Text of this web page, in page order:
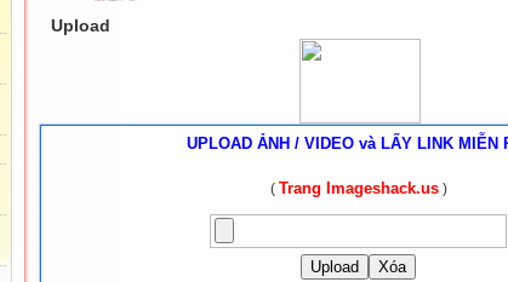
Upload
UPLOAD ẢNH / VIDEO và LẤY LINK MIỄN
( Trang Imageshack.us)
Upload Xóa